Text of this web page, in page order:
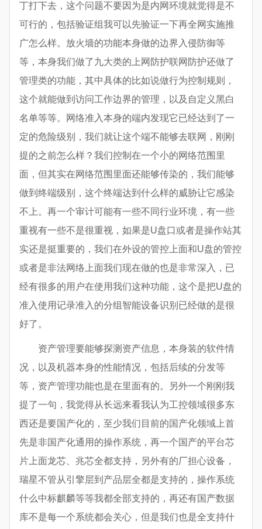
丁打下去，这个问题不要因为是内网环境就觉得是不
可行的，包括验证组我可以先验证一下再全网实施推
广怎么样。放火墙的功能本身做的边界入侵防御等
等，本身我们做了九大类的上网防护联网防护还做了
管理类的功能，其中具体的比如说做行为控制规则，
这个就能做到访问工作边界的管理，以及自定义黑白
名单等等。网络准入本身的端内发现它已经达到了一
定的危险级别，我们就让这个端不能够去联网，刚刚
提的之前怎么样？我们控制在一个小的网络范围里
面，但其实在网络范围里面还能够传染的，我们能够
做到终端级别，这个终端达到什么样的威胁让它感染
不上。再一个审计可能有一些不同行业环境，有一些
重视有一些不是很重视，如果是U盘口或者是操作站其
实还是挺重要的，我们在外设的管控上面和U盘的管控
或者是非法网络上面我们现在做的也是非常深入，已
经有很多的用户在使用我们这种功能，这个是把U盘的
准入使用记录准入的分组智能设备识别已经做的是很
好了。
资产管理要能够探测资产信息，本身装的软件情
况，以及机器本身的性能情况，包括后续的分发等
等，资产管理功能也是在里面有的。另外一个刚刚我
提了一句，我觉得从长远来看我认为工控领域很多东
西还是要国产化的，至少我们目前的国产化领域上首
先是非国产化通用的操作系统，再一个国产的平台芯
片上面龙芯、兆芯全都支持，另外有的厂担心设备，
瑞星不管从引擎层到产品层全都是支持的，操作系统
什么中标麒麟等等我都全部支持的，再还有国产数据
库不是每一个系统都会关心，但是我们也是全支持什